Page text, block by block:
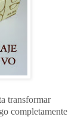
transformar
completamente